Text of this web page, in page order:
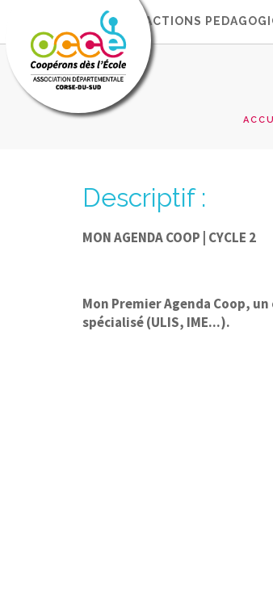
L'OCCE ACTIONS
Descriptif :
MON AGENDA COOP | CYCLE 2
Mon Premier Agenda Coop,
spécialisé (ULIS, IME...).